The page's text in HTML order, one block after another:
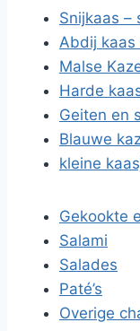
Snijkaas –
Abdij kaas
Malse
Harde
Geiten en
Blauwe
kleine
Gekookte
Salami
Salades
Paté’s
Overige